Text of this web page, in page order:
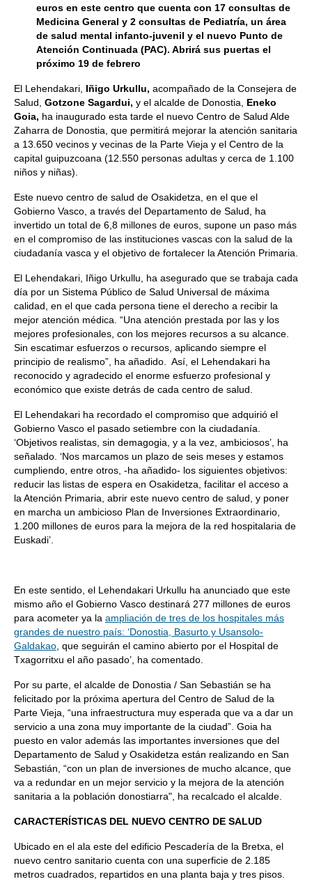
euros en este centro que cuenta con 17 consultas de
Medicina General y 2 consultas de Pediatría, un área
de salud mental infanto-juvenil y el nuevo Punto de
Atención Continuada (PAC). Abrirá sus puertas el
próximo 19 de febrero
El Lehendakari, Iñigo Urkullu, acompañado de la Consejera de
Salud, Gotzone Sagardui, y el alcalde de Donostia, Eneko
Goia, ha inaugurado esta tarde el nuevo Centro de Salud Alde
Zaharra de Donostia, que permitirá mejorar la atención sanitaria
a 13.650 vecinos y vecinas de la Parte Vieja y el Centro de la
capital guipuzcoana (12.550 personas adultas y cerca de 1.100
niños y niñas).
Este nuevo centro de salud de Osakidetza, en el que el
Gobierno Vasco, a través del Departamento de Salud, ha
invertido un total de 6,8 millones de euros, supone un paso más
en el compromiso de las instituciones vascas con la salud de la
ciudadanía vasca y el objetivo de fortalecer la Atención Primaria.
El Lehendakari, Iñigo Urkullu, ha asegurado que se trabaja cada
día por un Sistema Público de Salud Universal de máxima
calidad, en el que cada persona tiene el derecho a recibir la
mejor atención médica. “Una atención prestada por las y los
mejores profesionales, con los mejores recursos a su alcance.
Sin escatimar esfuerzos o recursos, aplicando siempre el
principio de realismo”, ha añadido. Así, el Lehendakari ha
reconocido y agradecido el enorme esfuerzo profesional y
económico que existe detrás de cada centro de salud.
El Lehendakari ha recordado el compromiso que adquirió el
Gobierno Vasco el pasado setiembre con la ciudadanía.
‘Objetivos realistas, sin demagogia, y a la vez, ambiciosos’, ha
señalado. ‘Nos marcamos un plazo de seis meses y estamos
cumpliendo, entre otros, -ha añadido- los siguientes objetivos:
reducir las listas de espera en Osakidetza, facilitar el acceso a
la Atención Primaria, abrir este nuevo centro de salud, y poner
en marcha un ambicioso Plan de Inversiones Extraordinario,
1.200 millones de euros para la mejora de la red hospitalaria de
Euskadi’.
En este sentido, el Lehendakari Urkullu ha anunciado que este
mismo año el Gobierno Vasco destinará 277 millones de euros
para acometer ya la ampliación de tres de los hospitales más
grandes de nuestro país: ‘Donostia, Basurto y Usansolo-
Galdakao , que seguirán el camino abierto por el Hospital de
Txagorritxu el año pasado’, ha comentado.
Por su parte, el alcalde de Donostia / San Sebastián se ha
felicitado por la próxima apertura del Centro de Salud de la
Parte Vieja, “una infraestructura muy esperada que va a dar un
servicio a una zona muy importante de la ciudad”. Goia ha
puesto en valor además las importantes inversiones que del
Departamento de Salud y Osakidetza están realizando en San
Sebastián, “con un plan de inversiones de mucho alcance, que
va a redundar en un mejor servicio y la mejora de la atención
sanitaria a la población donostiarra", ha recalcado el alcalde.
CARACTERÍSTICAS DEL NUEVO CENTRO DE SALUD
Ubicado en el ala este del edificio Pescadería de la Bretxa, el
nuevo centro sanitario cuenta con una superficie de 2.185
metros cuadrados, repartidos en una planta baja y tres pisos.